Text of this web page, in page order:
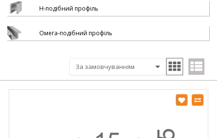
H-подібний профіль
Омега-подібний профіль